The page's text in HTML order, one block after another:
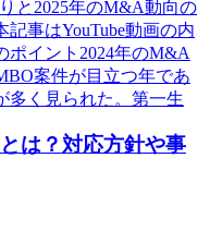
と2025年のM&A動向の
事はYouTube動画の内
ポイント2024年のM&A
案件が目立つ年であ
多く見られた。第一生
は？対応方針や事